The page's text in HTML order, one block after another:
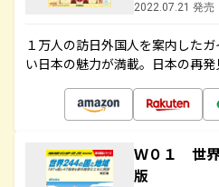
2022.07.21 発売
１万人の訪日外国人を案内した
い日本の魅力が満載。日本の再発
Ｗ０１ 世
版